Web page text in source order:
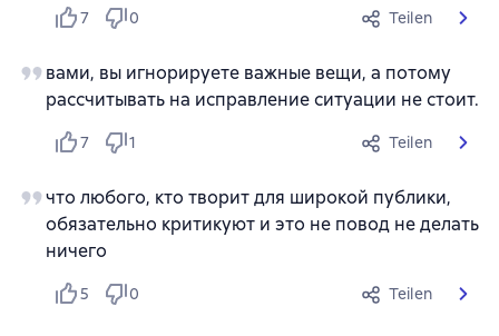
7 0 Teilen
вами, вы игнорируете важные вещи, а потому
рассчитывать на исправление ситуации не стоит.
7 1 Teilen
что любого, кто творит для широкой публики,
обязательно критикуют и это не повод не делать
ничего
5 0 Teilen